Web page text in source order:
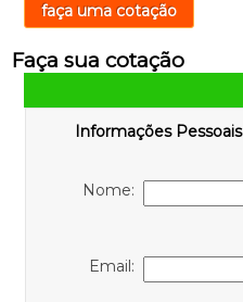
faça uma cotação
Faça sua cotação
Informações Pessoais
Nome:
Email: